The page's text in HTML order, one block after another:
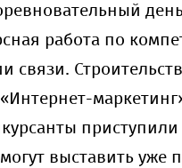
работа по
связи.
выставить уже